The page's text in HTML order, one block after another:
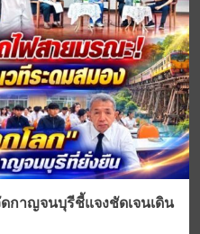
กาญจนบุรีชี้แจงชัดเจนเดิน